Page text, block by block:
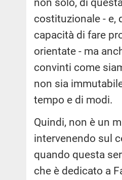
costituzionale - e,
capacità di fare
orientate - ma
convinti come
non sia
tempo e di modi.
Quindi, non è un
intervenendo sul
quando questa
che è dedicato a